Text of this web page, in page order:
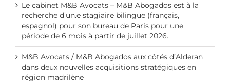
Le cabinet M&B Avocats – M&B Abogados est à la
recherche d’un.e stagiaire bilingue (français,
espagnol) pour son bureau de Paris pour une
période de 6 mois à partir de juillet 2026.
M&B Avocats / M&B Abogados aux côtés d’Alderan
dans deux nouvelles acquisitions stratégiques en
région madrilène